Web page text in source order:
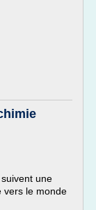
une
vers le monde